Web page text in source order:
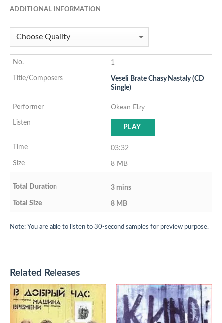
ADDITIONAL INFORMATION
1
Veseli Brate Chasy Nastaly (CD
Single)
Okean Elzy
PLAY
03:32
8 MB
3 mins
8 MB
Note: You are able to listen to 30-second samples for preview purpose.
Related Releases